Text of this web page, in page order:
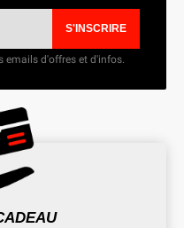
S'INSCRIRE
emails d'offres et d'infos.